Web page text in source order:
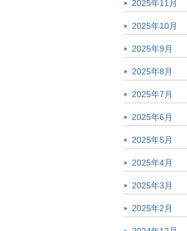
2025年11月
2025年10月
2025年9月
2025年8月
2025年7月
2025年6月
2025年5月
2025年4月
2025年3月
2025年2月